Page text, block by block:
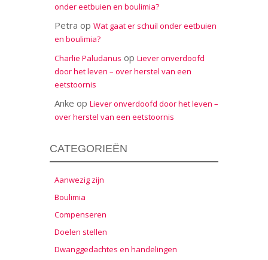
onder eetbuien en boulimia?
Petra op Wat gaat er schuil onder eetbuien
en boulimia?
Charlie Paludanus op Liever onverdoofd
door het leven – over herstel van een
eetstoornis
Anke op Liever onverdoofd door het leven –
over herstel van een eetstoornis
CATEGORIEËN
Aanwezig zijn
Boulimia
Compenseren
Doelen stellen
Dwanggedachtes en handelingen